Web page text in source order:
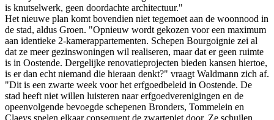
is knutselwerk, geen doordachte architectuur."
Het nieuwe plan komt bovendien niet tegemoet aan de woonnood in
de stad, aldus Groen. "Opnieuw wordt gekozen voor een maximum
aan identieke 2-kamerappartementen. Schepen Bourgoignie zei al
dat ze meer gezinswoningen wil realiseren, maar dat er geen ruimte
is in Oostende. Dergelijke renovatieprojecten bieden kansen hiertoe,
is er dan echt niemand die hieraan denkt?" vraagt Waldmann zich af.
"Dit is een zwarte week voor het erfgoedbeleid in Oostende. De
stad heeft niet willen luisteren naar erfgoedverenigingen en de
opeenvolgende bevoegde schepenen Bronders, Tommelein en